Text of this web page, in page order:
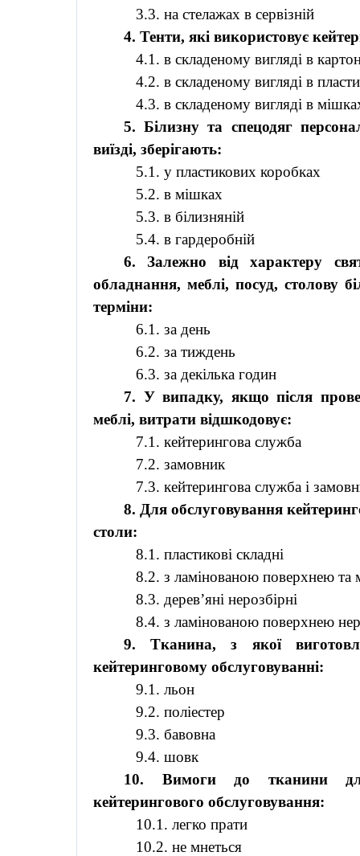
3.3. на стелажах в сервізній
4. Тенти, які використовує
4.1. в складеному вигляді в
4.2. в складеному вигляді в
4.3. в складеному вигляді в
5. Білизну та спецодяг
виїзді, зберігають:
5.1. у пластикових коробках
5.2. в мішках
5.3. в білизняній
5.4. в гардеробній
6. Залежно від характеру
обладнання, меблі, посуд, столову
терміни:
6.1. за день
6.2. за тиждень
6.3. за декілька годин
7. У випадку, якщо після
меблі, витрати відшкодовує:
7.1.кейтерингова служба
7.2. замовник
7.3.кейтерингова служба і
8. Для обслуговування
столи:
8.1. пластикові складні
8.2. з ламінованою поверхнею та
8.3. дерев’яні нерозбірні
8.4. з ламінованою поверхнею
9. Тканина, з якої
кейтеринговому обслуговуванні:
9.1. льон
9.2.поліестер
9.3. бавовна
9.4. шовк
10. Вимоги до тканини для
кейтерингового обслуговування:
10.1. легко прати
10.2. не мнеться